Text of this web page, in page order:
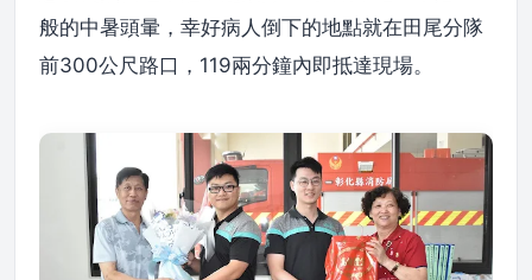
般的中暑頭暈，幸好病人倒下的地點就在田尾分隊
前300公尺路口，119兩分鐘內即抵達現場。